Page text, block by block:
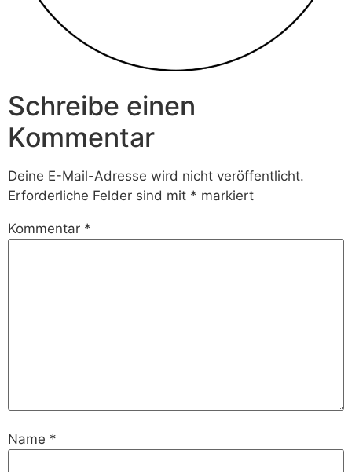
Schreibe einen
Kommentar
Deine E-Mail-Adresse wird nicht veröffentlicht.
Erforderliche Felder sind mit * markiert
Kommentar *
Name *